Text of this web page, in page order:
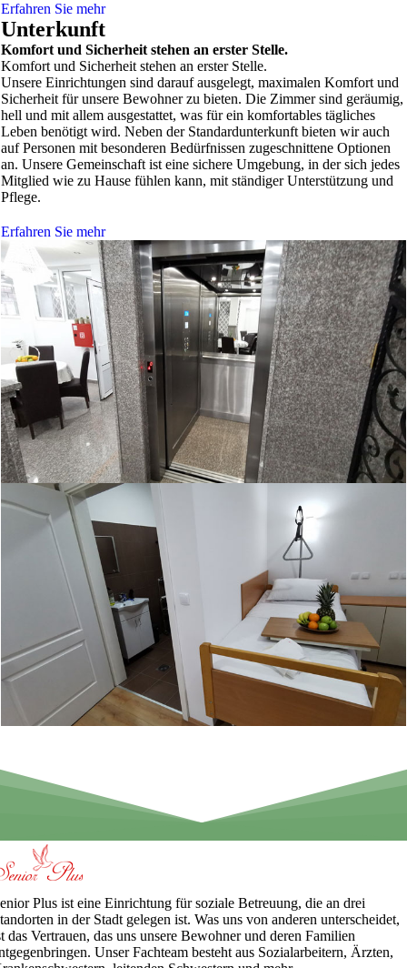
Erfahren Sie mehr
Unterkunft
Komfort und Sicherheit stehen an erster Stelle.
Komfort und Sicherheit stehen an erster Stelle.
Unsere Einrichtungen sind darauf ausgelegt, maximalen Komfort und
Sicherheit für unsere Bewohner zu bieten. Die Zimmer sind geräumig,
hell und mit allem ausgestattet, was für ein komfortables tägliches
Leben benötigt wird. Neben der Standardunterkunft bieten wir auch
auf Personen mit besonderen Bedürfnissen zugeschnittene Optionen
an. Unsere Gemeinschaft ist eine sichere Umgebung, in der sich jedes
Mitglied wie zu Hause fühlen kann, mit ständiger Unterstützung und
Pflege.
Erfahren Sie mehr
Plus ist eine Einrichtung für soziale Betreuung, die an drei
in der Stadt gelegen ist. Was uns von anderen unterscheidet,
das Vertrauen, das uns unsere Bewohner und deren Familien
Unser Fachteam besteht aus Sozialarbeitern, Ärzten,